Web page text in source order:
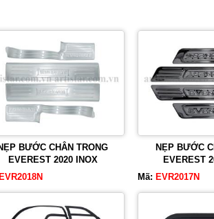
BƯỚC CHÂN TRONG
EVEREST 2020 INOX
EVR2018N
NẸP BƯỚC
EVEREST
Mã: EVR2017N